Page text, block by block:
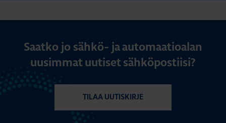
Saatko jo sähkö- ja automaatioalan
uusimmat uutiset sähköpostiisi?
TILAA UUTISKIRJE